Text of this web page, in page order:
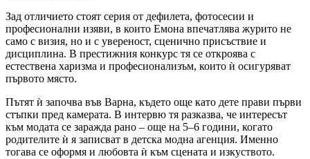
Зад отличието стоят серия от дефилета, фотосесии и
професионални изяви, в които Емона впечатлява журито не
само с визия, но и с увереност, сценично присъствие и
дисциплина. В престижния конкурс тя се откроява с
естествена харизма и професионализъм, които ѝ осигуряват
първото място.
Пътят ѝ започва във Варна, където още като дете прави първи
стъпки пред камерата. В интервю тя разказва, че интересът
към модата се заражда рано – още на 5–6 години, когато
родителите ѝ я записват в детска модна агенция. Именно
тогава се оформя и любовта ѝ към сцената и изкуството.